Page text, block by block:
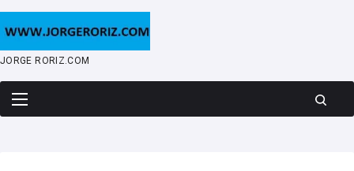
content
JORGE RORIZ.COM